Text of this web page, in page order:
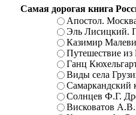
Самая дорогая книга
Апостол.
Эль Лисицкий.
Казимир
Путешествие
Ганц
Виды села
Самаркандский
Солнцев Ф.Г.
Висковатов